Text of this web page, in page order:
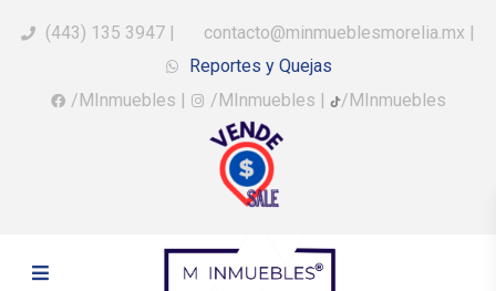
(443) 135 3947 | contacto@minmueblesmorelia.mx |
Reportes y Quejas
/MInmuebles | /MInmuebles | /MInmuebles